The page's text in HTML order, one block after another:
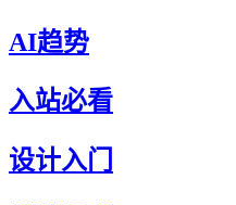
AI趋势
入站必看
设计入门